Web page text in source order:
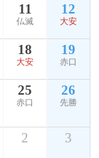
11
仏滅
12
大安
18
大安
19
赤口
25
赤口
26
先勝
2 3